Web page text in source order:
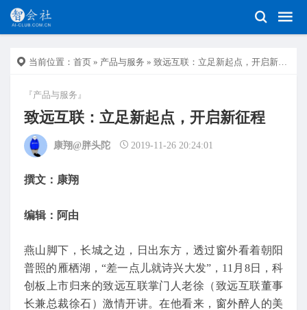
当前位置： 首页 » 产品与服务 » 致远互联：立足新起点，开启新征程
『产品与服务』
致远互联：立足新起点，开启新征程
康翔@胖头陀 2019-11-26 20:24:01
撰文：康翔
编辑：阿由
燕山脚下，长城之边，日出东方，透过窗外看着朝阳
普照的雁栖湖，“差一点儿就诗兴大发”，11月8日，科
创板上市归来的致远互联掌门人老徐（致远互联董事
长兼总裁徐石）激情开讲。在他看来，窗外醉人的美